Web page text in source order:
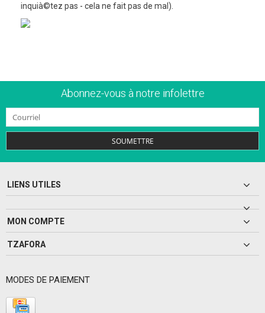
inquià©tez pas - cela ne fait pas de mal).
Abonnez-vous à notre infolettre
SOUMETTRE
LIENS UTILES
MON COMPTE
TZAFORA
MODES DE PAIEMENT